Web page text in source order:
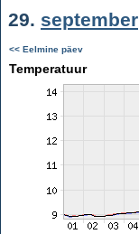
29. september
<< Eelmine päev
Temperatuur